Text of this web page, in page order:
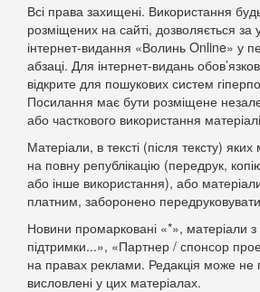
Всі права захищені. Використання
розміщених на сайті, дозволяється
інтернет-видання «Волинь Online» у
абзаці. Для інтернет-видань
відкрите для пошукових систем
Посилання має бути розміщене
або часткового використання
Матеріали, в тексті (після тексту)
на повну републікацію (передрук,
або інше використання), або
платним, заборонено передруковувати
Новини промарковані «*», матеріали
підтримки...», «Партнер / спонсор
на правах реклами. Редакція може не
висловлені у цих матеріалах.